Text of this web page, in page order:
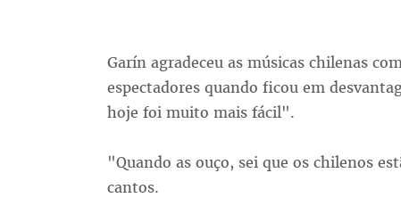
Garín agradeceu as músicas chilenas
espectadores quando ficou em
hoje foi muito mais fácil".
"Quando as ouço, sei que os chilenos
cantos.